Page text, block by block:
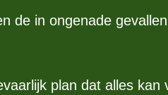
de in ongenade
plan dat alles kan